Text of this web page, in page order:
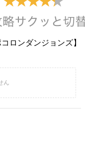
ロンダンジョンズ】